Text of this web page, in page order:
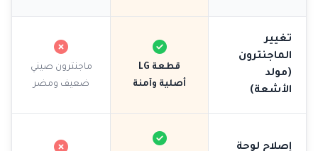
تغيير
الماجنترون
(مولد
الأشعة)
قطعة LG
أصلية وآمنة
ماجنترون صيني
ضعيف ومضر
إصلاح لوحة